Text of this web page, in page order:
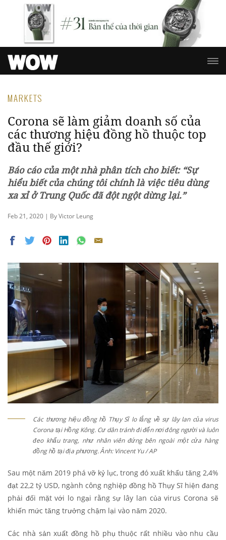
MARKETS
Corona sẽ làm giảm doanh số của
các thương hiệu đồng hồ thuộc top
đầu thế giới?
Báo cáo của một nhà phân tích cho biết: “Sự
hiểu biết của chúng tôi chính là việc tiêu dùng
xa xỉ ở Trung Quốc đã đột ngột dừng lại.”
Feb 21, 2020 | By Victor Leung
Các thương hiệu đồng hồ Thụy Sĩ lo lắng về sự lây lan của virus
Corona tại Hồng Kông. Cư dân tránh đi đến nơi đông người và luôn
đeo khẩu trang, như nhân viên đứng bên ngoài một cửa hàng
đồng hồ tại địa phương. Ảnh: Vincent Yu / AP
Sau một năm 2019 phá vỡ kỷ lục, trong đó xuất khẩu tăng 2,4%
đạt 22,2 tỷ USD, ngành công nghiệp đồng hồ Thụy Sĩ hiện đang
phải đối mặt với lo ngại rằng sự lây lan của virus Corona sẽ
khiến mức tăng trưởng chậm lại vào năm 2020.
Các nhà sản xuất đồng hồ phụ thuộc rất nhiều vào nhu cầu